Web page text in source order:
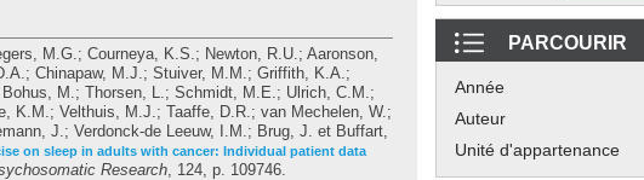
M.G.; Courneya, K.S.; Newton, R.U.; Aaronson,
; Chinapaw, M.J.; Stuiver, M.M.; Griffith, K.A.;
Bohus, M.; Thorsen, L.; Schmidt, M.E.; Ulrich, C.M.;
K.M.; Velthuis, M.J.; Taaffe, D.R.; van Mechelen, W.;
J.; Verdonck-de Leeuw, I.M.; Brug, J. et Buffart,
on sleep in adults with cancer: Individual patient data
Research, 124, p. 109746.
PARCOURIR
Année
Auteur
Unité d'appartenance